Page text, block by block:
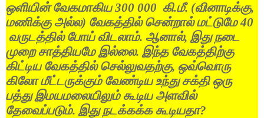
ஒளியின் வேகமாகிய300 000 கி.மீ. (வினாடிக்கு,
மணிக்கு அல்ல) வேகத்தில் சென்றால் மட்டுமே40
வருடத்தில் போய் விடலாம். ஆனால், இது நடை
முறை சாத்தியமே இல்லை. இந்த வேகத்திற்கு
கிட்டிய வேகத்தில் செல்லுவதற்கு, ஒவ்வொரு
கிலோ மீட்டருக்கும் வேண்டிய உந்து சக்தி ஒரு
பத்து இமயமலையிலும் கூடிய அளவில்
தேவைப்படும். இது நடக்கக்க கூடியதா?